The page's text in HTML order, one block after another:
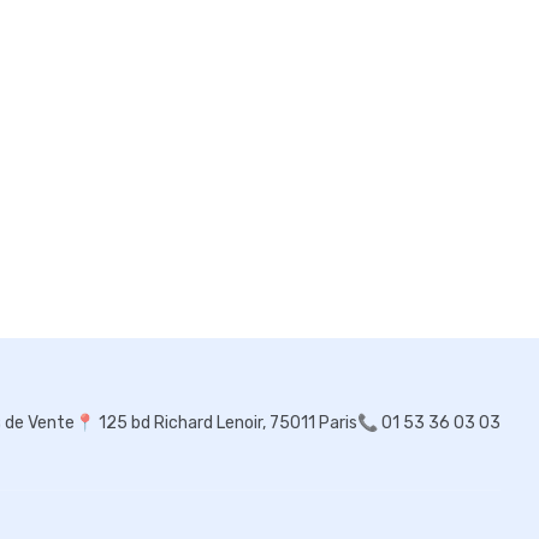
de Vente 📍 125 bd Richard Lenoir, 75011 Paris📞 01 53 36 03 03